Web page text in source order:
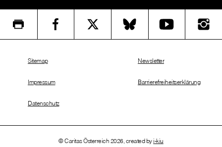
© Caritas Österreich 2026, created by i-kiu
Sitemap
Impressum
Datenschutz
Newsletter
Barrierefreiheitserklärung